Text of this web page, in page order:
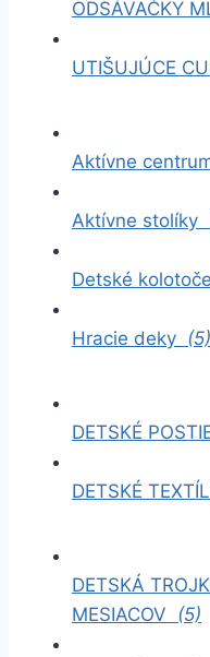
ODSÁVAČKY
UTIŠUJÚCE
Aktívne
Aktívne stolíky
Detské
Hracie deky (5)
DETSKÉ
DETSKÉ
DETSKÁ
MESIACOV (5)